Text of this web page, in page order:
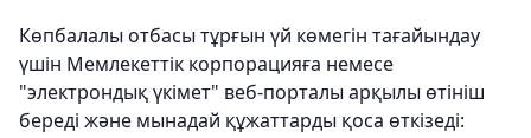
Көпбалалы отбасы тұрғын үй көмегін тағайындау
үшін Мемлекеттік корпорацияға немесе
"электрондық үкімет" веб-порталы арқылы өтініш
береді және мынадай құжаттарды қоса өткізеді: